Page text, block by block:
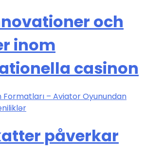
och
inom
casinon
Formatları – Aviator Oyunundan
påverkar